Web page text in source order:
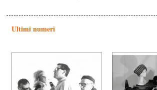
Ultimi numeri